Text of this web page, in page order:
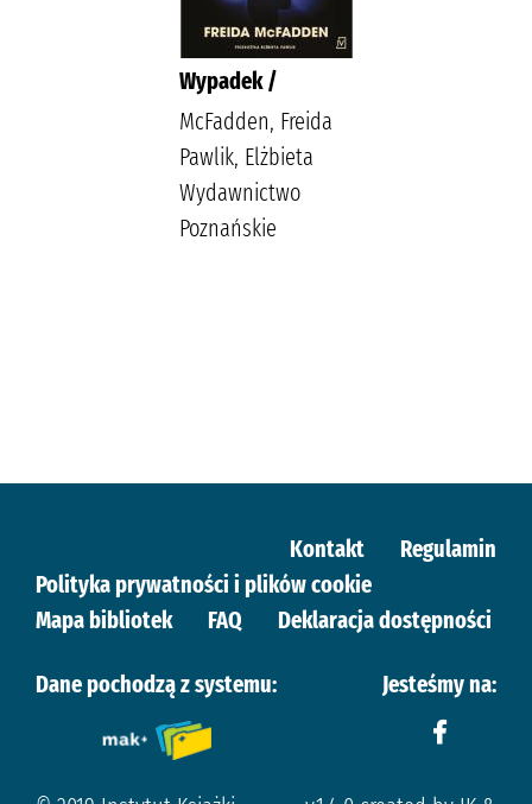
Wypadek /
McFadden, Freida
Pawlik, Elżbieta
Wydawnictwo
Poznańskie
Kontakt
Regulamin
Polityka prywatności i plików cookie
Mapa bibliotek
FAQ Deklaracja dostępności
Dane pochodzą z systemu: Jesteśmy na: